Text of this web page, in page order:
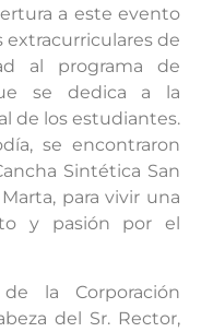
a este evento
extracurriculares de
al programa de
se dedica a la
de los estudiantes.
se encontraron
Sintética San
para vivir una
y pasión por el
la Corporación
del Sr. Rector,